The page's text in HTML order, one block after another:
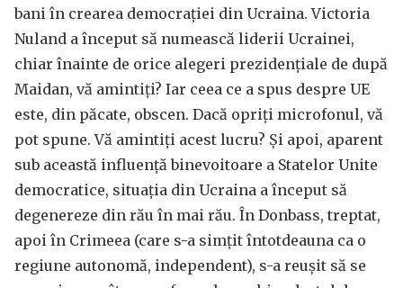
bani în crearea democrației din Ucraina. Victoria
Nuland a început să numească liderii Ucrainei,
chiar înainte de orice alegeri prezidențiale de după
Maidan, vă amintiți? Iar ceea ce a spus despre UE
este, din păcate, obscen. Dacă opriți microfonul, vă
pot spune. Vă amintiți acest lucru? Și apoi, aparent
sub această influență binevoitoare a Statelor Unite
democratice, situația din Ucraina a început să
degenereze din rău în mai rău. În Donbass, treptat,
apoi în Crimeea (care s-a simțit întotdeauna ca o
regiune autonomă, independent), s-a reușit să se